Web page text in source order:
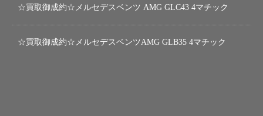
☆買取御成約☆メルセデスベンツ AMG GLC43 4マチック
☆買取御成約☆メルセデスベンツAMG GLB35 4マチック